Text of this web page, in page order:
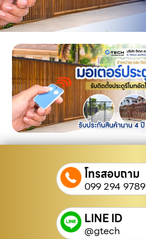
โทรสอบถาม
099 294 9789
LINE ID
@gtech